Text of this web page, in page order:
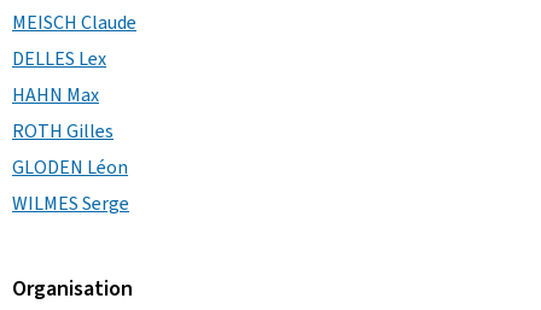
MEISCH Claude
DELLES Lex
HAHN Max
ROTH Gilles
GLODEN Léon
WILMES Serge
Organisation